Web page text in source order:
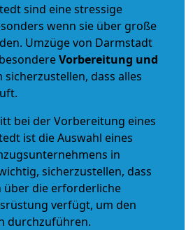
sind eine stressige
wenn sie über große
Umzüge von Darmstadt
Vorbereitung und
sicherzustellen, dass alles
bei der Vorbereitung eines
ist die Auswahl eines
in
sicherzustellen, dass
über die erforderliche
verfügt, um den
durchzuführen.